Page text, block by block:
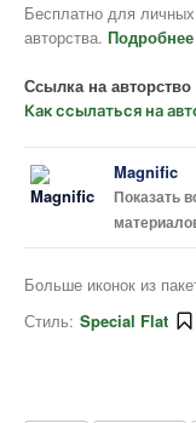
Бесплатно для
авторства. Подробнее
Ссылка на авторство
Как ссылаться на
Magnific
Показать
Больше иконок из
Стиль: Special Flat